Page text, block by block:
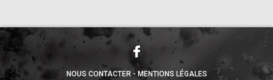
NOUS CONTACTER
MENTIONS LÉGALES